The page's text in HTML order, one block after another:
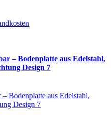
– Bodenplatte aus Edelstahl,
Design 7
Bodenplatte aus Edelstahl,
Design 7